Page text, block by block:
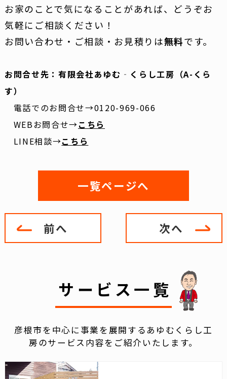
お家のことで気になることがあれば、どうぞお
気軽にご相談ください！
お問い合わせ・ご相談・お見積りは無料です。
お問合せ先：有限会社あゆむ‐くらし工房（A-くら
す）
電話でのお問合せ→0120-969-066
WEBお問合せ→こちら
LINE相談→こちら
前へ
一覧ページへ
次へ
サービス一覧
彦根市を中心に事業を展開するあゆむくらし工
房のサービス内容をご紹介いたします。